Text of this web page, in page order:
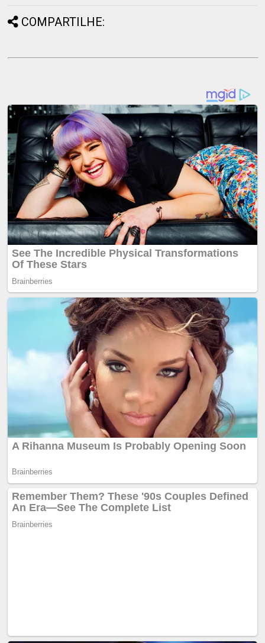
COMPARTILHE: